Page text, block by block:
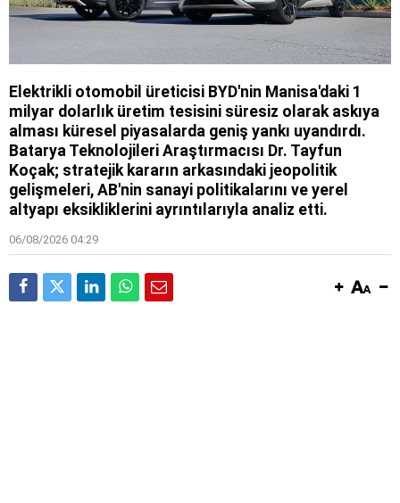
Elektrikli otomobil üreticisi BYD'nin Manisa'daki 1
milyar dolarlık üretim tesisini süresiz olarak askıya
alması küresel piyasalarda geniş yankı uyandırdı.
Batarya Teknolojileri Araştırmacısı Dr. Tayfun
Koçak; stratejik kararın arkasındaki jeopolitik
gelişmeleri, AB'nin sanayi politikalarını ve yerel
altyapı eksikliklerini ayrıntılarıyla analiz etti.
06/08/2026 04:29